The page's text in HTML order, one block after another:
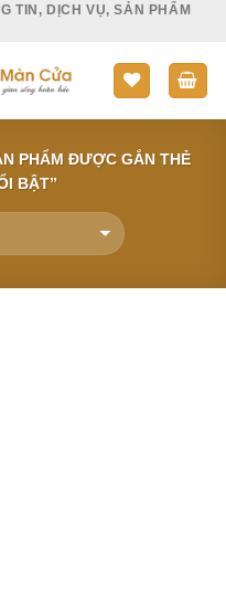
TIN, DỊCH VỤ, SẢN PHẨM
PHẨM ĐƯỢC GẮN THẺ
BẬT”